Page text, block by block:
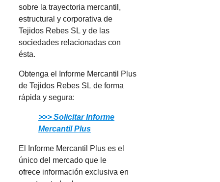
sobre la trayectoria mercantil,
estructural y corporativa de
Tejidos Rebes SL y de las
sociedades relacionadas con
ésta.
Obtenga el Informe Mercantil Plus
de Tejidos Rebes SL de forma
rápida y segura:
>>> Solicitar Informe
Mercantil Plus
El Informe Mercantil Plus es el
único del mercado que le
ofrece información exclusiva en